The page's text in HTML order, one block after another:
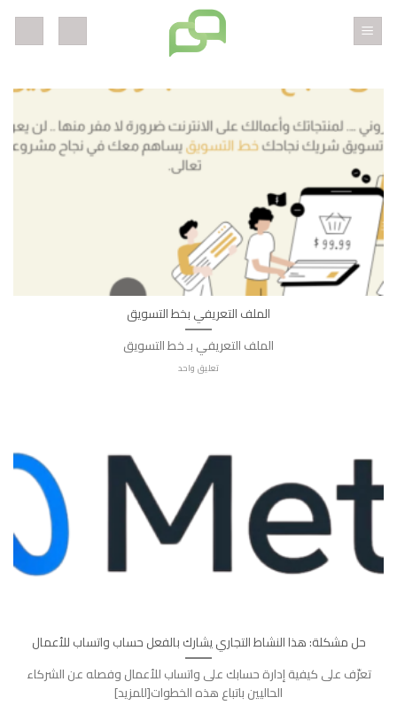
تخطي
للمحتوى
الملف التعريفي بخط التسويق
الملف التعريفي بـ خط التسويق
تعليق واحد
حل مشكلة: هذا النشاط التجاري يشارك بالفعل حساب واتساب للأعمال
تعرّف على كيفية إدارة حسابك على واتساب للأعمال وفصله عن الشركاء
الحاليين باتباع هذه الخطوات[للمزيد]